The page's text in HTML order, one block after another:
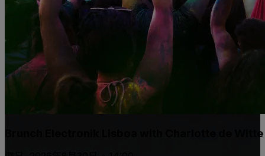
Brunch Electronik Lisboa with Charlotte de